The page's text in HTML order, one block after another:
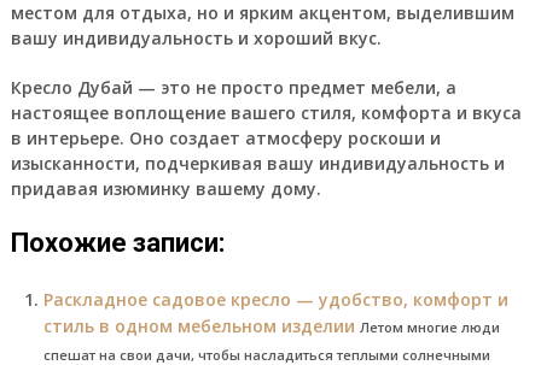
местом для отдыха, но и ярким акцентом, выделившим
вашу индивидуальность и хороший вкус.
Кресло Дубай — это не просто предмет мебели, а
настоящее воплощение вашего стиля, комфорта и вкуса
в интерьере. Оно создает атмосферу роскоши и
изысканности, подчеркивая вашу индивидуальность и
придавая изюминку вашему дому.
Похожие записи:
Раскладное садовое кресло — удобство, комфорт и
стиль в одном мебельном изделии Летом многие люди
спешат на свои дачи, чтобы насладиться теплыми солнечными